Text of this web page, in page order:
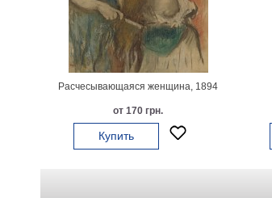
Расчесывающаяся женщина, 1894
от 170 грн.
Купить